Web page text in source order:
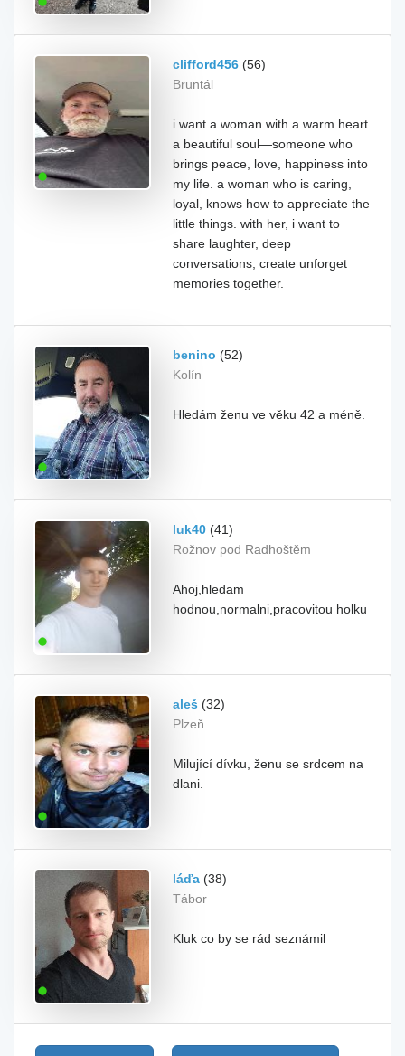
clifford456 (56)
Bruntál
i want a woman with a warm heart
a beautiful soul—someone who
brings peace, love, happiness into
my life. a woman who is caring,
loyal, knows how to appreciate the
little things. with her, i want to
share laughter, deep
conversations, create unforget
memories together.
benino (52)
Kolín
Hledám ženu ve věku 42 a méně.
luk40 (41)
Rožnov pod Radhoštěm
Ahoj,hledam
hodnou,normalni,pracovitou holku
aleš (32)
Plzeň
Milující dívku, ženu se srdcem na
dlani.
láďa (38)
Tábor
Kluk co by se rád seznámil